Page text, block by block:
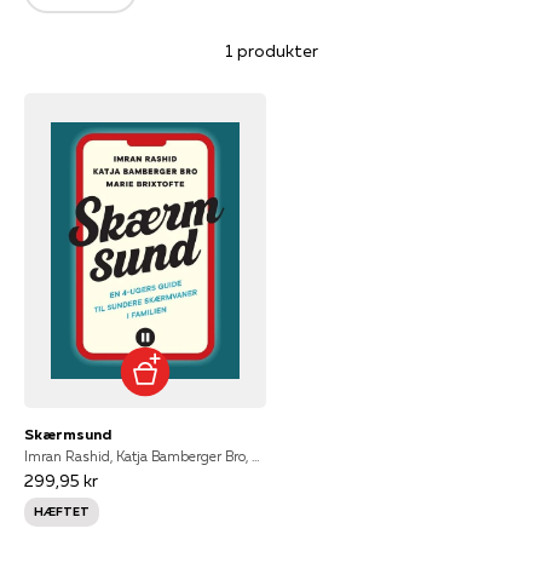
1 produkter
Skærmsund
Imran Rashid, Katja Bamberger Bro, Marie Brixtofte, Marie Magne Brixtofte
299,95 kr
HÆFTET